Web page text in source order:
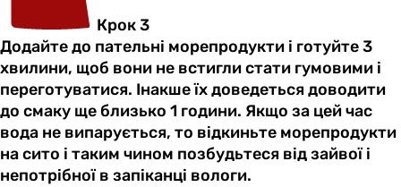
Крок 3
Додайте до пательні морепродукти і готуйте 3
хвилини, щоб вони не встигли стати гумовими і
переготуватися. Інакше їх доведеться доводити
до смаку ще близько 1 години. Якщо за цей час
вода не випарується, то відкиньте морепродукти
на сито і таким чином позбудьтеся від зайвої і
непотрібної в запіканці вологи.